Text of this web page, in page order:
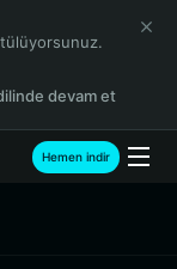
devam et
Hemen indir